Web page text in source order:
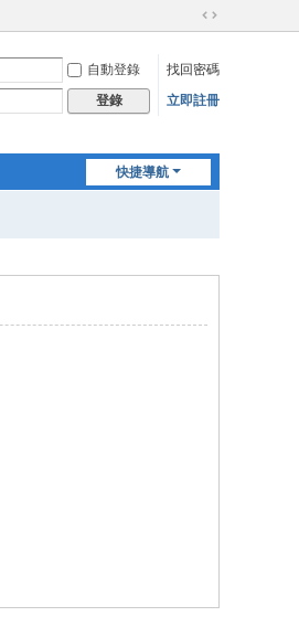
切
到
寬
自動登錄
找回密碼
登錄 立即註冊
快捷導航